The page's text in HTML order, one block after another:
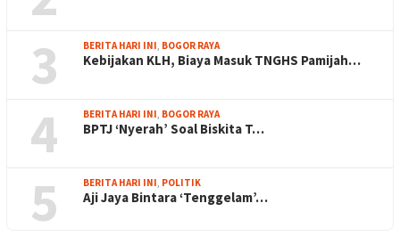
3 BERITA HARI INI, BOGOR RAYA
Kebijakan KLH, Biaya Masuk TNGHS Pamijah…
4 BERITA HARI INI, BOGOR RAYA
BPTJ ‘Nyerah’ Soal Biskita T…
5 BERITA HARI INI, POLITIK
Aji Jaya Bintara ‘Tenggelam’…